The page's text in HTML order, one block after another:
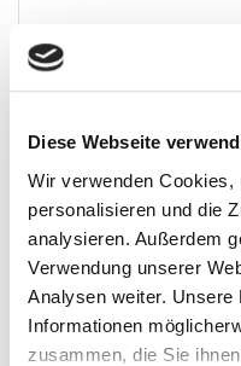
Diese Webseite
Wir verwenden Cookies,
personalisieren und die
analysieren. Außerdem
Verwendung unserer
Analysen weiter. Unsere
Informationen
zusammen, die Sie